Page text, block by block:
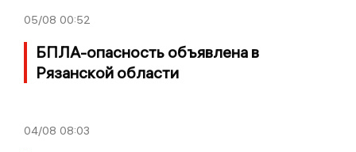
05/08 00:52
БПЛА-опасность объявлена в
Рязанской области
04/08 08:03